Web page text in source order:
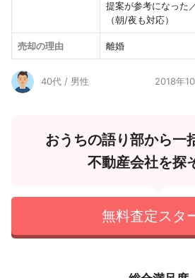
提案が参考になった
（朝/夜も対応）
売却の理由 離婚
40代 / 男性 2018年
おうちの語り部から一
不動産会社を探
無料査定スタ